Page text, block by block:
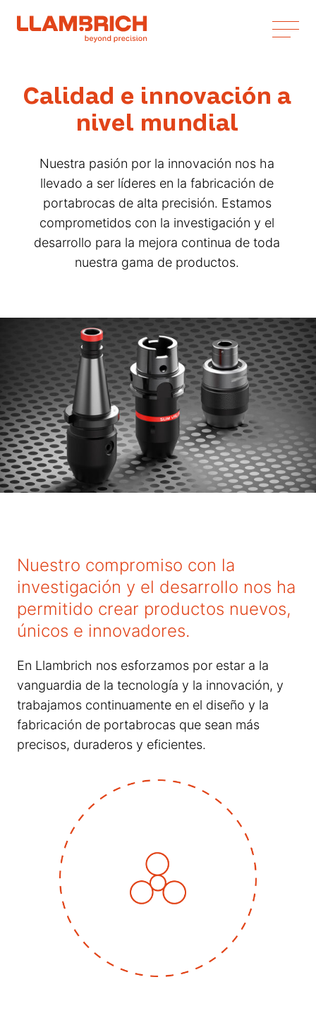
Calidad e innovación a
nivel mundial
Nuestra pasión por la innovación nos ha
llevado a ser líderes en la fabricación de
portabrocas de alta precisión. Estamos
comprometidos con la investigación y el
desarrollo para la mejora continua de toda
nuestra gama de productos.
Nuestro compromiso con la
investigación y el desarrollo nos ha
permitido crear productos nuevos,
únicos e innovadores.
En Llambrich nos esforzamos por estar a la
vanguardia de la tecnología y la innovación, y
trabajamos continuamente en el diseño y la
fabricación de portabrocas que sean más
precisos, duraderos y eficientes.